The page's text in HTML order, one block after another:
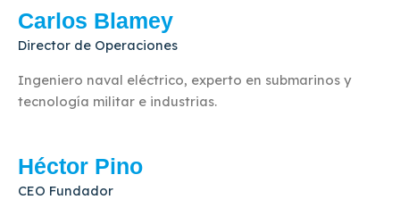
Carlos Blamey
Director de Operaciones
Ingeniero naval eléctrico, experto en submarinos y
tecnología militar e industrias.
Héctor Pino
CEO Fundador